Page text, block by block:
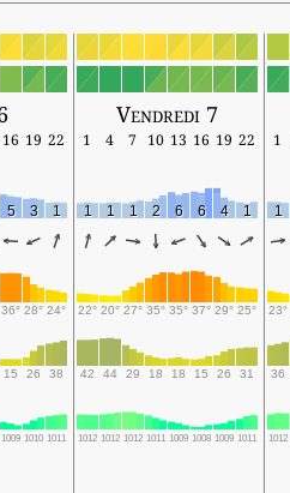
Vendredi 7
16 19 22 1 4 7 10 13 16 19 22 1
5 3 1 1 1 1 2 6 6 4 1 1
36° 28° 24° 22° 20° 27° 35° 35° 37° 29° 25° 23°
15 26 38 42 44 29 18 18 15 26 31 36
1009 1010 1011 1012 1012 1012 1011 1009 1008 1009 1011 1012